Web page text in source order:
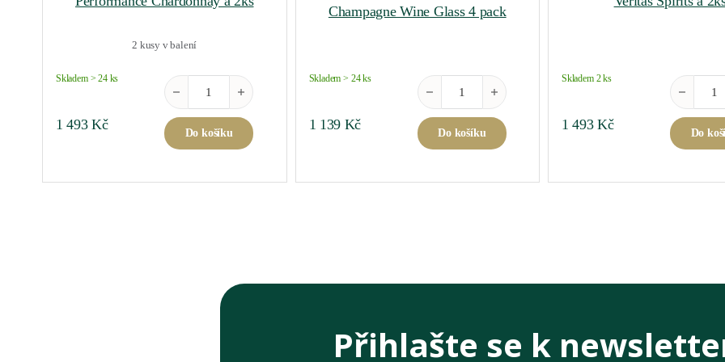
2 kusy v balení
Skladem > 24 ks
1 493Kč
Performance Chardonnay á 2ks množství
Do košíku
Champagne Wine Glass 4 pack
Skladem > 24 ks
1 139 Kč
Riedel Friendly White Wine/ Champagne Wine Glass 4 pack
Do košíku
Skladem 2 ks
1 493Kč
Veritas
Do
Přihlašte se k